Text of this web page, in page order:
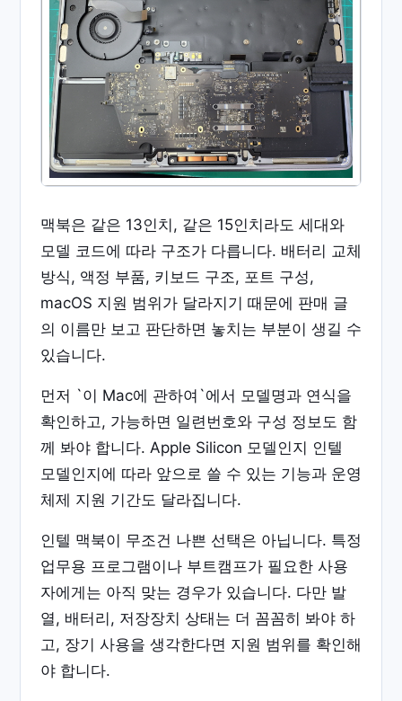
맥북은 같은 13인치, 같은 15인치라도 세대와
모델 코드에 따라 구조가 다릅니다. 배터리 교체
방식, 액정 부품, 키보드 구조, 포트 구성,
macOS 지원 범위가 달라지기 때문에 판매 글
의 이름만 보고 판단하면 놓치는 부분이 생길 수
있습니다.
먼저 `이 Mac에 관하여`에서 모델명과 연식을
확인하고, 가능하면 일련번호와 구성 정보도 함
께 봐야 합니다. Apple Silicon 모델인지 인텔
모델인지에 따라 앞으로 쓸 수 있는 기능과 운영
체제 지원 기간도 달라집니다.
인텔 맥북이 무조건 나쁜 선택은 아닙니다. 특정
업무용 프로그램이나 부트캠프가 필요한 사용
자에게는 아직 맞는 경우가 있습니다. 다만 발
열, 배터리, 저장장치 상태는 더 꼼꼼히 봐야 하
고, 장기 사용을 생각한다면 지원 범위를 확인해
야 합니다.